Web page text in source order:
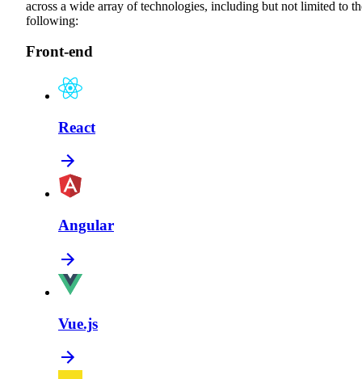
across a wide array of technologies, including but not limited to
following:
Front-end
React
Angular
Vue.js